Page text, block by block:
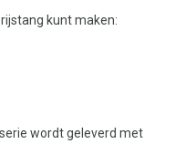
kunt maken:
wordt geleverd met